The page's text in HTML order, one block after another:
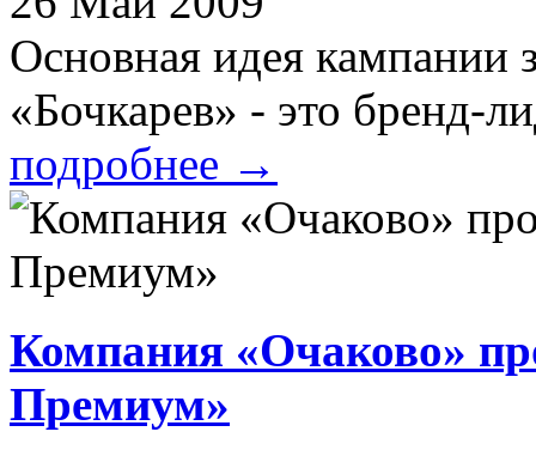
Основная идея кампании
«Бочкарев» - это бренд-
подробнее →
Компания «Очаково»
Премиум»